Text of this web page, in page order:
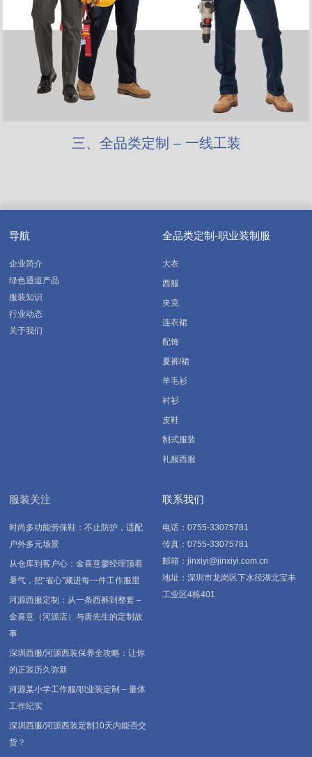
三、全品类定制 – 一线工装
导航
企业简介
绿色通道产品
服装知识
行业动态
关于我们
全品类定制-职业装制服
大衣
西服
夹克
连衣裙
配饰
夏裤/裙
羊毛衫
衬衫
皮鞋
制式服装
礼服西服
服装关注
时尚多功能劳保鞋：不止防护，适配
户外多元场景
从仓库到客户心：金喜意廖经理顶着
暑气，把“省心”藏进每一件工作服里
河源西服定制：从一条西裤到整套 –
金喜意（河源店）与唐先生的定制故
事
深圳西服/河源西装保养全攻略：让你
的正装历久弥新
河源某小学工作服/职业装定制 – 量体
工作纪实
深圳西服/河源西装定制10天内能否交
货？
联系我们
电话：0755-33075781
传真：0755-33075781
邮箱：jinxiyi@jinxiyi.com.cn
地址：深圳市龙岗区下水径湖北宝丰
工业区4栋401